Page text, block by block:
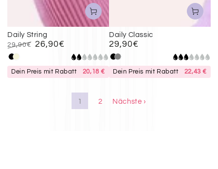
Daily String
Regulärer
29,90€
Verkaufspreis
26,90€
Schwarz
Beige
Dein Preis mit Rabatt 20,18 €
Daily Classic
Regulärer
Preis
29,90€
Schwarz
Grau
Dein Preis mit Rabatt 22,43 €
1 2 Nächste ›